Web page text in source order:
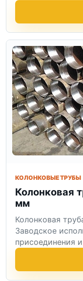
КОЛОНКОВЫЕ ТРУБЫ
Колонковая
мм
Колонковая
Заводское
присоединения